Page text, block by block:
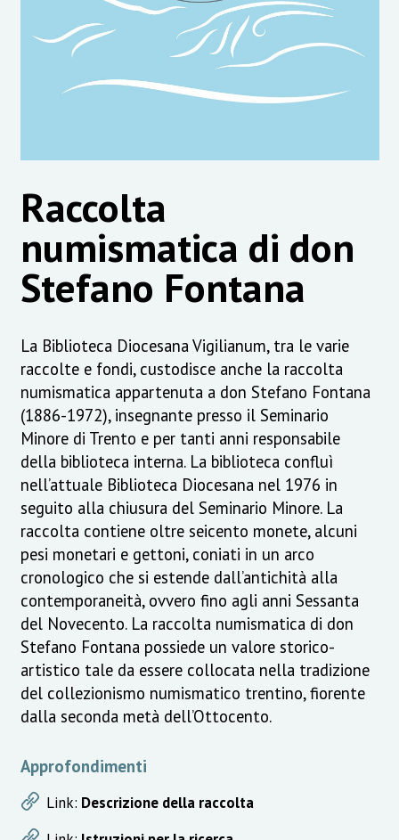
Raccolta
numismatica di don
Stefano Fontana
La Biblioteca Diocesana Vigilianum, tra le varie
raccolte e fondi, custodisce anche la raccolta
numismatica appartenuta a don Stefano Fontana
(1886-1972), insegnante presso il Seminario
Minore di Trento e per tanti anni responsabile
della biblioteca interna. La biblioteca confluì
nell’attuale Biblioteca Diocesana nel 1976 in
seguito alla chiusura del Seminario Minore. La
raccolta contiene oltre seicento monete, alcuni
pesi monetari e gettoni, coniati in un arco
cronologico che si estende dall’antichità alla
contemporaneità, ovvero fino agli anni Sessanta
del Novecento. La raccolta numismatica di don
Stefano Fontana possiede un valore storico-
artistico tale da essere collocata nella tradizione
del collezionismo numismatico trentino, fiorente
dalla seconda metà dell’Ottocento.
Approfondimenti
Link: Descrizione della raccolta